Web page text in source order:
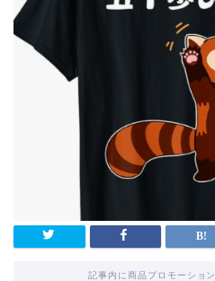
記事内に商品プロモーショ